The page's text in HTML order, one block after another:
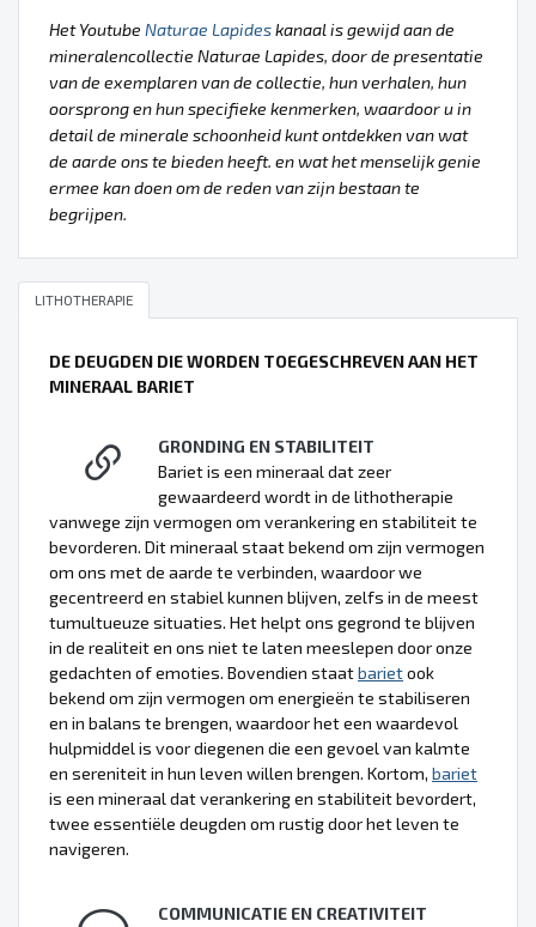
Het Youtube Naturae Lapideskanaal is gewijd aan de
mineralencollectie Naturae Lapides, door de presentatie
van de exemplaren van de collectie, hun verhalen, hun
oorsprong en hun specifieke kenmerken, waardoor u in
detail de minerale schoonheid kunt ontdekken van wat
de aarde ons te bieden heeft. en wat het menselijk genie
ermee kan doen om de reden van zijn bestaan te
begrijpen.
LITHOTHERAPIE
DE DEUGDEN DIE WORDEN TOEGESCHREVEN AAN HET
MINERAAL BARIET
GRONDING EN STABILITEIT
Bariet is een mineraal dat zeer
gewaardeerd wordt in de lithotherapie
vanwege zijn vermogen om verankering en stabiliteit te
bevorderen. Dit mineraal staat bekend om zijn vermogen
om ons met de aarde te verbinden, waardoor we
gecentreerd en stabiel kunnen blijven, zelfs in de meest
tumultueuze situaties. Het helpt ons gegrond te blijven
in de realiteit en ons niet te laten meeslepen door onze
gedachten of emoties. Bovendien staatbarietook
bekend om zijn vermogen om energieën te stabiliseren
en in balans te brengen, waardoor het een waardevol
hulpmiddel is voor diegenen die een gevoel van kalmte
en sereniteit in hun leven willen brengen. Kortom, bariet
is een mineraal dat verankering en stabiliteit bevordert,
twee essentiële deugden om rustig door het leven te
navigeren.
COMMUNICATIE EN CREATIVITEIT